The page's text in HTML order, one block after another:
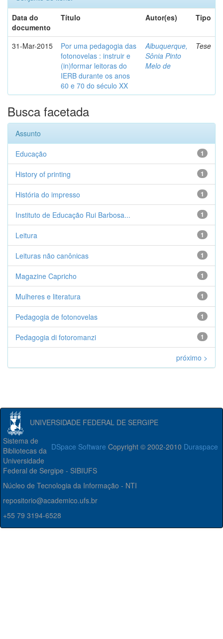
Data do
documento
Título Autor(es) Tipo
31-Mar-2015
Por uma pedagogia das
fotonovelas : instruir e
(in)formar leitoras do
IERB durante os anos
60 e 70 do século XX
Albuquerque,
Sônia Pinto
Melo de
Tese
Busca facetada
Assunto
1
Educação
1
History of printing
1
História do impresso
1
Instituto de Educação Rui Barbosa...
1
Leitura
1
Leituras não canônicas
1
Magazine Capricho
1
Mulheres e literatura
1
Pedagogia de fotonovelas
1
Pedagogia di fotoromanzi
próximo >
UNIVERSIDADE FEDERAL DE SERGIPE
DSpace Software Copyright © 2002-2010 Duraspace
Sistema de
Bibliotecas da
Universidade
Federal de Sergipe - SIBIUFS
Núcleo de Tecnologia da Informação - NTI
repositorio@academico.ufs.br
+55 79 3194-6528